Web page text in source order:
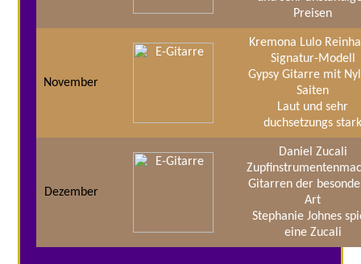
Preisen
November
Kremona Lulo
Signatur-Modell
Gypsy Gitarre mit
Saiten
Laut und sehr
duchsetzungs
Dezember
Daniel Zucali
Gitarren der
Art
Stephanie Johnes
eine Zucali